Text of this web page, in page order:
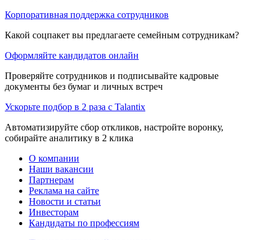
Корпоративная поддержка сотрудников
Какой соцпакет вы предлагаете семейным сотрудникам?
Оформляйте кандидатов онлайн
Проверяйте сотрудников и подписывайте кадровые
документы без бумаг и личных встреч
Ускорьте подбор в 2 раза с Talantix
Автоматизируйте сбор откликов, настройте воронку,
собирайте аналитику в 2 клика
О компании
Наши вакансии
Партнерам
Реклама на сайте
Новости и статьи
Инвесторам
Кандидаты по профессиям